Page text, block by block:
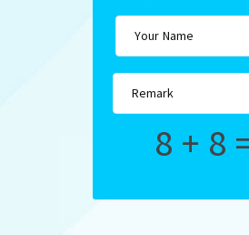
8 + 8